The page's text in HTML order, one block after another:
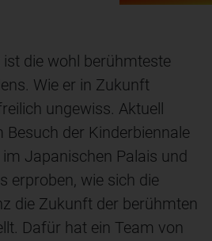
ist die wohl berühmteste
Wie er in Zukunft
ungewiss. Aktuell
Besuch der Kinderbiennale
im Japanischen Palais und
erproben, wie sich die
die Zukunft der berühmten
Dafür hat ein Team von